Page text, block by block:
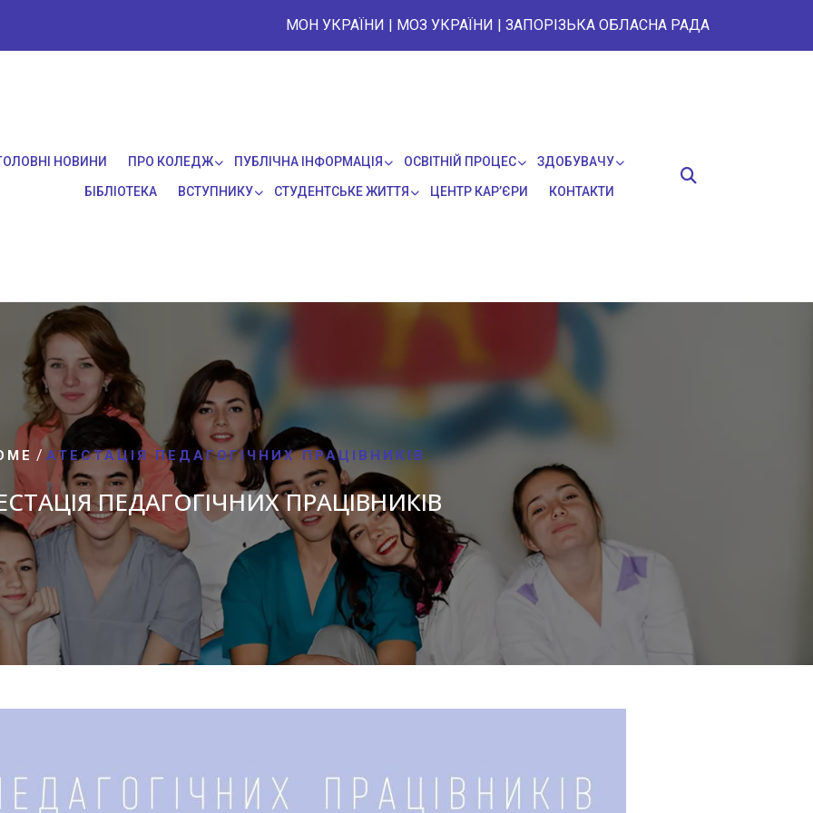
МОН УКРАЇНИ | МОЗ УКРАЇНИ | ЗАПОРІЗЬКА ОБЛАСНА РАДА
НОВИНИ ПРО КОЛЕДЖ ПУБЛІЧНА ІНФОРМАЦІЯ ОСВІТНІЙ ПРОЦЕС ЗДОБУВАЧУ
БІБЛІОТЕКА ВСТУПНИКУ СТУДЕНТСЬКЕ ЖИТТЯ ЦЕНТР КАР’ЄРИ КОНТАКТИ
/ АТЕСТАЦІЯ ПЕДАГОГІЧНИХ ПРАЦІВНИКІВ
ПЕДАГОГІЧНИХ ПРАЦІВНИКІВ